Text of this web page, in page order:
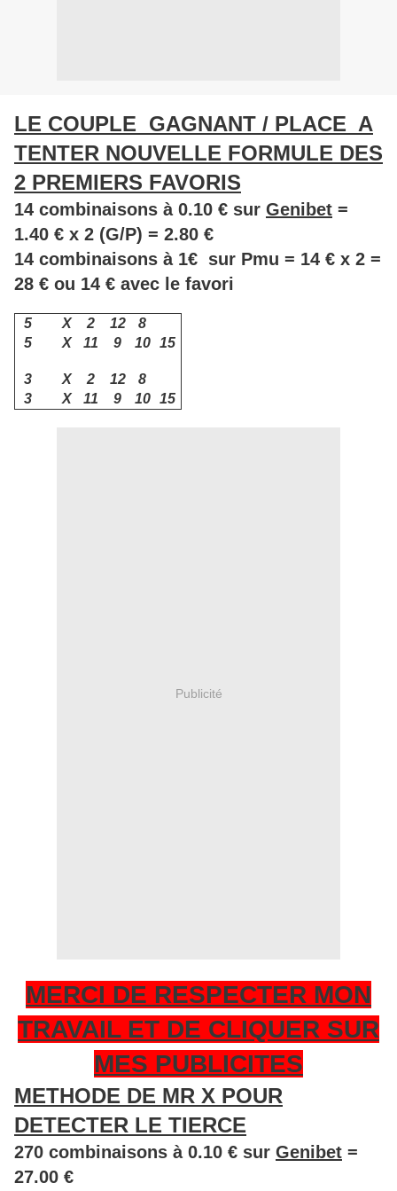
LE COUPLE GAGNANT / PLACE A
TENTER NOUVELLE FORMULE DES
2 PREMIERS FAVORIS
14 combinaisons à 0.10 € sur Genibet =
1.40 € x 2 (G/P) = 2.80 €
14 combinaisons à 1€ sur Pmu = 14 € x 2 =
28 € ou 14 € avec le favori
5 X 2 12
8
5
X 11 9 10 15
3 X 2 12
8
3
X 11 9 10 15
Publicité
MERCI DE RESPECTER MON
TRAVAIL ET DE CLIQUER SUR
MES PUBLICITES
METHODE DE MR X POUR
DETECTER LE TIERCE
270 combinaisons à 0.10 € sur Genibet =
27.00 €